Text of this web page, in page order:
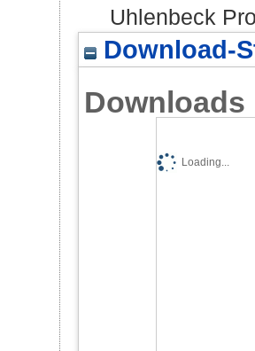
Uhlenbeck
Download-
Downloads
Loading...